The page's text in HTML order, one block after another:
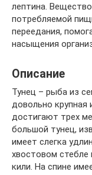
лептина.
потребляемой
переедания,
насыщения
Описание
Тунец – рыба из
довольно
достигают трех
большой тунец,
имеет слегка
хвостовом
кили. На спине